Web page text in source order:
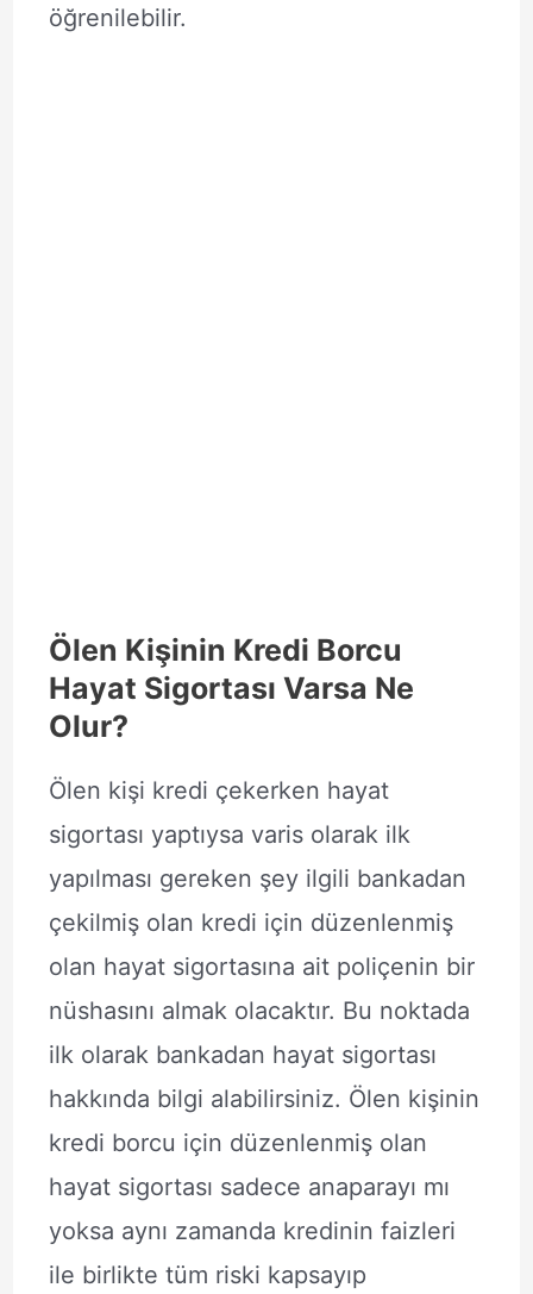
öğrenilebilir.
Ölen Kişinin Kredi Borcu
Hayat Sigortası Varsa Ne
Olur?
Ölen kişi kredi çekerken hayat
sigortası yaptıysa varis olarak ilk
yapılması gereken şey ilgili bankadan
çekilmiş olan kredi için düzenlenmiş
olan hayat sigortasına ait poliçenin bir
nüshasını almak olacaktır. Bu noktada
ilk olarak bankadan hayat sigortası
hakkında bilgi alabilirsiniz. Ölen kişinin
kredi borcu için düzenlenmiş olan
hayat sigortası sadece anaparayı mı
yoksa aynı zamanda kredinin faizleri
ile birlikte tüm riski kapsayıp